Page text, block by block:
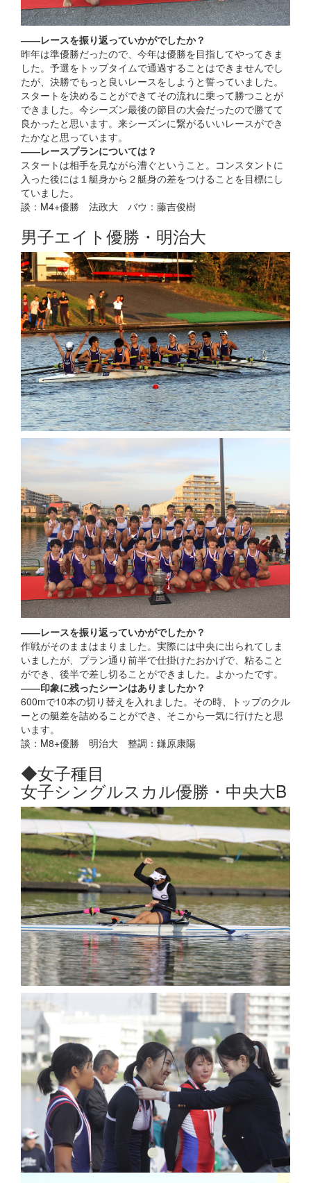
――レースを振り返っていかがでしたか？
昨年は準優勝だったので、今年は優勝を目指してやってきま
した。予選をトップタイムで通過することはできませんでし
たが、決勝でもっと良いレースをしようと誓っていました。
スタートを決めることができてその流れに乗って勝つことが
できました。今シーズン最後の節目の大会だったので勝てて
良かったと思います。来シーズンに繋がるいいレースができ
たかなと思っています。
――レースプランについては？
スタートは相手を見ながら漕ぐということ。コンスタントに
入った後には１艇身から２艇身の差をつけることを目標にし
ていました。
談：M4+優勝 法政大 バウ：藤吉俊樹
男子エイト優勝・明治大
――レースを振り返っていかがでしたか？
作戦がそのままはまりました。実際には中央に出られてしま
いましたが、プラン通り前半で仕掛けたおかげで、粘ること
ができ、後半で差し切ることができました。よかったです。
――印象に残ったシーンはありましたか？
600mで10本の切り替えを入れました。その時、トップのクル
ーとの艇差を詰めることができ、そこから一気に行けたと思
います。
談：M8+優勝 明治大 整調：鎌原康陽
◆女子種目
女子シングルスカル優勝・中央大B